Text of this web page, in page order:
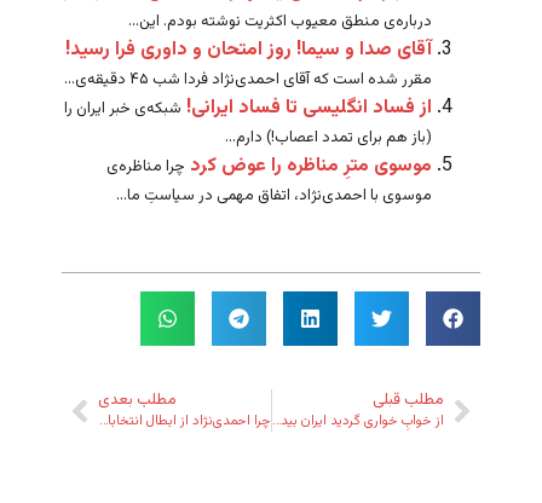
درباره‌ی منطق معیوب اکثریت نوشته بودم. این...
آقای صدا و سیما! روز امتحان و داوری فرا رسید!
مقرر شده است که آقای احمدی‌نژاد فردا شب ۴۵ دقیقه‌ی...
از فساد انگلیسی تا فساد ایرانی! شبکه‌ی خبر ایران را
(باز هم برای تمدد اعصاب!) دارم...
موسوی مترِ مناظره را عوض کرد چرا مناظره‌ی
موسوی با احمدی‌نژاد، اتفاق مهمی در سیاستِ ما...
مطلب قبلی
از خوابِ خواری گردید ایران بیدار!
مطلب بعدی
چرا احمدی‌نژاد از ابطال انتخابات می‌ترسد؟